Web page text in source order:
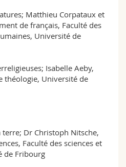
Matthieu Corpataux et
de français, Faculté des
Université de
Isabelle Aeby,
théologie, Université de
terre; Dr Christoph Nitsche,
Faculté des sciences et
de Fribourg